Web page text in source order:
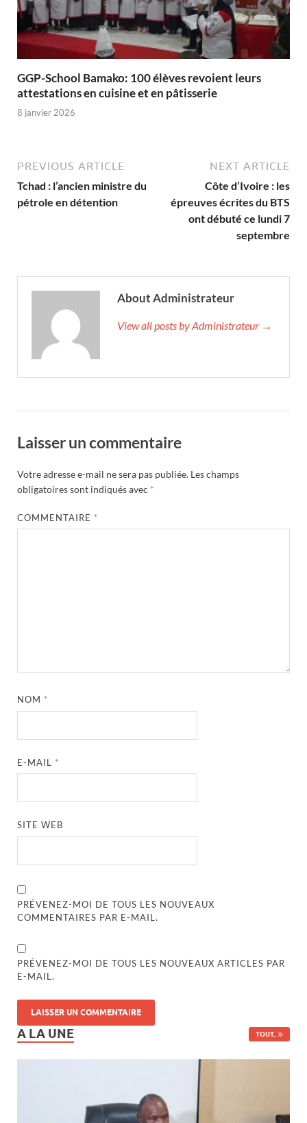
GGP-School Bamako: 100 élèves revoient leurs
attestations en cuisine et en pâtisserie
8 janvier 2026
PREVIOUS ARTICLE
Tchad : l’ancien ministre du
pétrole en détention
NEXT ARTICLE
Côte d’Ivoire : les
épreuves écrites du BTS
ont débuté ce lundi 7
septembre
About Administrateur
View all posts by Administrateur →
Laisser un commentaire
Votre adresse e-mail ne sera pas publiée. Les champs
obligatoires sont indiqués avec *
COMMENTAIRE *
NOM *
E-MAIL *
SITE WEB
PRÉVENEZ-MOI DE TOUS LES NOUVEAUX
COMMENTAIRES PAR E-MAIL.
PRÉVENEZ-MOI DE TOUS LES NOUVEAUX ARTICLES PAR
E-MAIL.
A LA UNE TOUT..